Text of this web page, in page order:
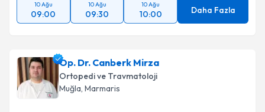
10 Ağu
09:00
10 Ağu
09:30
10 Ağu
10:00 Daha Fazla
Op. Dr. Canberk Mirza
Ortopedi ve Travmatoloji
Muğla, Marmaris